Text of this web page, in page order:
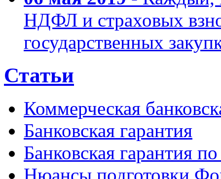
НДФЛ и страховых
государственных
Статьи
Коммерческая
Банковская гарантия
Банковская гарантия